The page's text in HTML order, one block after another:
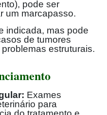
pode ser
um marcapasso.
indicada, mas pode
de tumores
estruturais.
Exames
para